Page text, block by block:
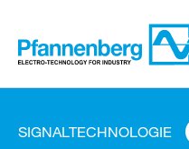
SIGNALTECHNOLOGIE